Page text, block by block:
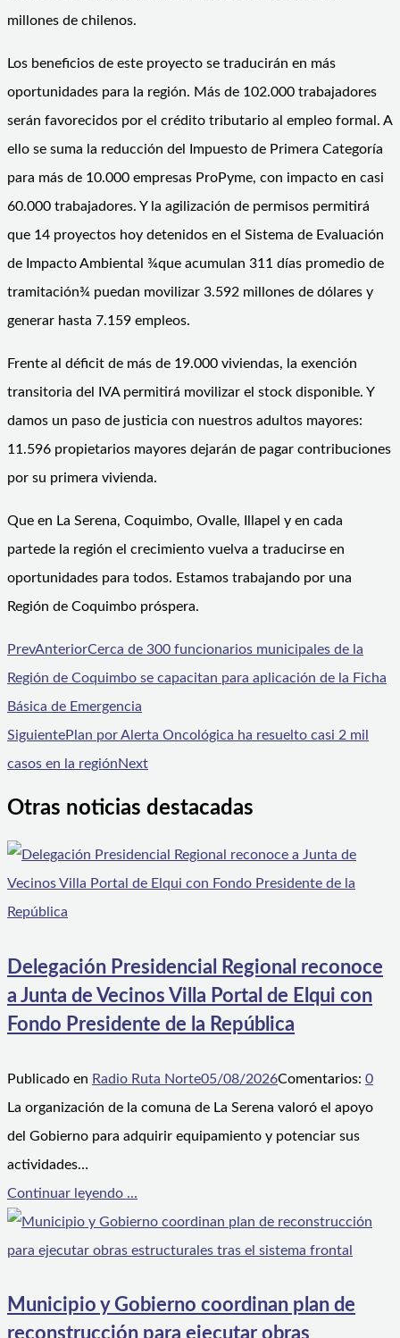
millones de chilenos.
Los beneficios de este proyecto se traducirán en más
oportunidades para la región. Más de 102.000 trabajadores
serán favorecidos por el crédito tributario al empleo formal. A
ello se suma la reducción del Impuesto de Primera Categoría
para más de 10.000 empresas ProPyme, con impacto en casi
60.000 trabajadores. Y la agilización de permisos permitirá
que 14 proyectos hoy detenidos en el Sistema de Evaluación
de Impacto Ambiental ¾que acumulan 311 días promedio de
tramitación¾ puedan movilizar 3.592 millones de dólares y
generar hasta 7.159 empleos.
Frente al déficit de más de 19.000 viviendas, la exención
transitoria del IVA permitirá movilizar el stock disponible. Y
damos un paso de justicia con nuestros adultos mayores:
11.596 propietarios mayores dejarán de pagar contribuciones
por su primera vivienda.
Que en La Serena, Coquimbo, Ovalle, Illapel y en cada
partede la región el crecimiento vuelva a traducirse en
oportunidades para todos. Estamos trabajando por una
Región de Coquimbo próspera.
PrevAnteriorCerca de 300 funcionarios municipales de la
Región de Coquimbo se capacitan para aplicación de la Ficha
Básica de Emergencia
SiguientePlan por Alerta Oncológica ha resuelto casi 2 mil
casos en la regiónNext
Otras noticias destacadas
Delegación Presidencial Regional reconoce
a Junta de Vecinos Villa Portal de Elqui con
Fondo Presidente de la República
Publicado en Radio Ruta Norte05/08/2026Comentarios: 0
La organización de la comuna de La Serena valoró el apoyo
del Gobierno para adquirir equipamiento y potenciar sus
actividades…
Continuar leyendo ...
Municipio y Gobierno coordinan plan de
reconstrucción para ejecutar obras